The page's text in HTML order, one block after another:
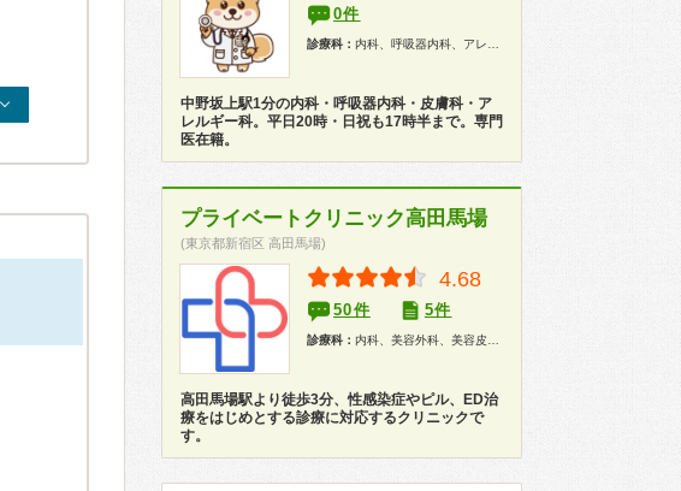
0件
診療科： 内科、呼吸器内科、アレルギー科、皮膚科、健康診断
中野坂上駅1分の内科・呼吸器内科・皮膚科・ア
レルギー科。平日20時・日祝も17時半まで。専門
医在籍。
プライベートクリニック高田馬場
(東京都新宿区 高田馬場)
4.68
50件 5件
診療科： 内科、美容外科、美容皮膚科、性病科
高田馬場駅より徒歩3分、性感染症やピル、ED治
療をはじめとする診療に対応するクリニックで
す。